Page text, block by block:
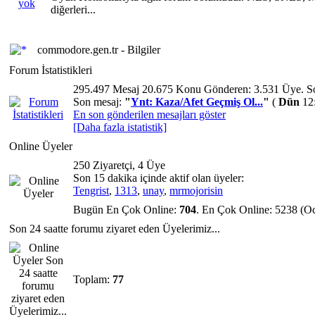
diğerleri...
commodore.gen.tr - Bilgiler
Forum İstatistikleri
295.497 Mesaj 20.675 Konu Gönderen: 3.531 Üye.
Son mesaj: "Ynt: Kaza/Afet Geçmiş Ol..." ( Dün
En son gönderilen mesajları göster
[Daha fazla istatistik]
Online Üyeler
250 Ziyaretçi, 4 Üye
Son 15 dakika içinde aktif olan üyeler:
Tengrist, 1313, unay, mrmojorisin
Bugün En Çok Online: 704. En Çok Online: 5238
Son 24 saatte forumu ziyaret eden Üyelerimiz...
Toplam: 77